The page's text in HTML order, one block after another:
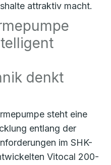
attraktiv macht.
denkt
steht eine
entlang der
im SHK-
Vitocal 200-